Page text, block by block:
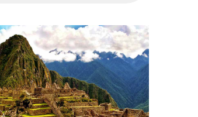
Santa Cruz, 1 noche Sucre, 2
2 noches La Paz, 2 noches
Cusco, 1 noche Urubamba, 1
Standard o Superior
y desayuno